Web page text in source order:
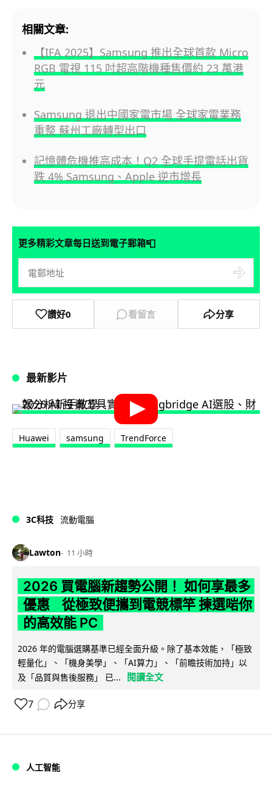
相關文章:
【IFA 2025】Samsung 推出全球首款 Micro
RGB 電視 115 吋超高階機種售價約 23 萬港
元
Samsung 退出中國家電市場 全球家電業務
重整 蘇州工廠轉型出口
記憶體危機推高成本！Q2 全球手提電話出貨
跌 4% Samsung、Apple 逆市增長
更多精彩文章每日送到電子郵箱📮
讚好0 看留言 分享
最新影片
Huawei samsung TrendForce
3C科技 流動電腦
Lawton 11 小時
2026 買電腦新趨勢公開！ 如何享最多
優惠 從極致便攜到電競標竿 揀選啱你
的高效能 PC
2026 年的電腦選購基準已經全面升級。除了基本效能，「極致
輕量化」、「機身美學」、「AI算力」、「前瞻技術加持」以
及「品質與售後服務」 已...
閱讀全文
7 分享
人工智能